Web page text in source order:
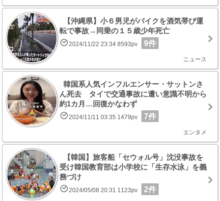
【沖縄県】小６男児がバイクを酒気帯び運
転で事故→同乗の１５歳少年死亡
2024/11/22 23:34 8593pv 9件
ニュース
韓国系人気インフルエンサー・サットンさ
ん死去 タイで交通事故に遭い意識不明から
約1カ月…回復かなわず
2024/11/11 03:35 1479pv 7件
エンタメ
【韓国】旅客船「セウォル号」沈没事故を
受け韓国教育部は小学校に「生存水泳」を義
務づけ
2024/05/08 20:31 1123pv 2件